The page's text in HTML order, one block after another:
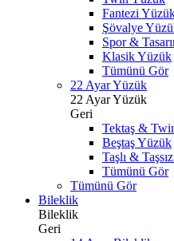
Fantezi
Şövalye
Spor &
Klasik Yüzük
Tümünü Gör
22 Ayar Yüzük
22 Ayar Yüzük
Geri
Tektaş &
Beştaş Yüzük
Taşlı &
Tümünü Gör
Tümünü Gör
Bileklik
Bileklik
Geri